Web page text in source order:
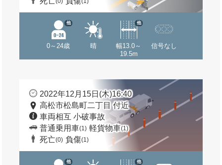
0～24歳
他
晴
幅13.0～
19.5m
他
信号なし
2022年12月15日(木)16:40
高松市松島町二丁目 付近
車両相互 小破事故
普通乗用車(1) 軽貨物車(1)
死亡(0) 負傷(1)
他 他